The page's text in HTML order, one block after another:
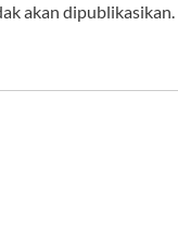
akan dipublikasikan.